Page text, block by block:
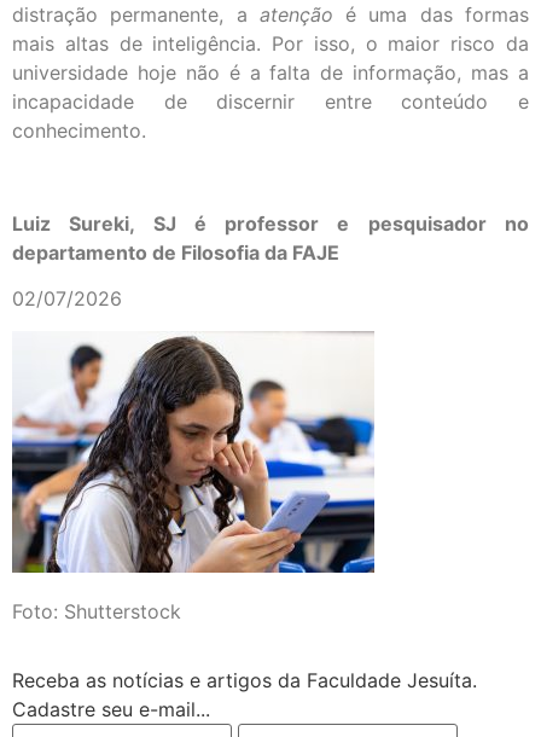
distração permanente, a atenção é uma das formas
mais altas de inteligência. Por isso, o maior risco da
universidade hoje não é a falta de informação, mas a
incapacidade de discernir entre conteúdo e
conhecimento.
Luiz Sureki, SJ é professor e pesquisador no
departamento de Filosofia da FAJE
02/07/2026
Foto: Shutterstock
Receba as notícias e artigos da Faculdade Jesuíta.
Cadastre seu e-mail...